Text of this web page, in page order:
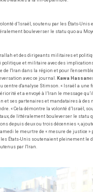
d’Israël, soutenu par les États-Unis
bouleverser le statu quo au
et des dirigeants militaires et
politique et militaire avec des
de l'Iran dans la région et pour
avec ce journal. Kawa Hassan
centre d'analyse Stimson. « Israël a une
et a envoyé à l’Iran le message
et ses partenaires et mandataires à des
« Cela démontre la volonté d’Israël,
de littéralement bouleverser le statu
depuis deux ou trois décennies »,
le meurtre de « mesure de justice »
États-Unis soutenaient pleinement le
par l'Iran.